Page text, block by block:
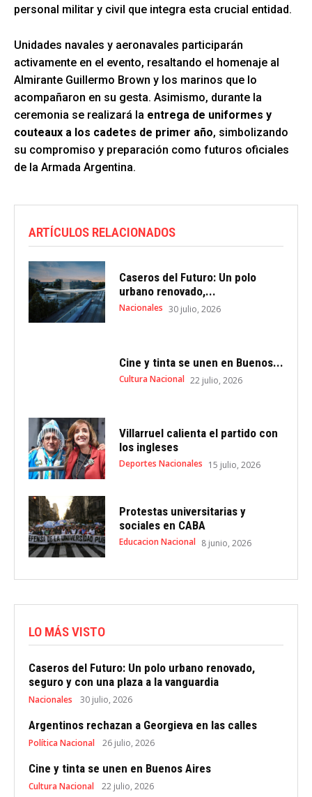
personal militar y civil que integra esta crucial entidad.
Unidades navales y aeronavales participarán
activamente en el evento, resaltando el homenaje al
Almirante Guillermo Brown y los marinos que lo
acompañaron en su gesta. Asimismo, durante la
ceremonia se realizará la entrega de uniformes y
couteaux a los cadetes de primer año, simbolizando
su compromiso y preparación como futuros oficiales
de la Armada Argentina.
ARTÍCULOS RELACIONADOS
Caseros del Futuro: Un polo
urbano renovado,...
Nacionales 30 julio, 2026
Cine y tinta se unen en Buenos...
Cultura Nacional 22 julio, 2026
Villarruel calienta el partido con
los ingleses
Deportes Nacionales 15 julio, 2026
Protestas universitarias y
sociales en CABA
Educacion Nacional 8 junio, 2026
LO MÁS VISTO
Caseros del Futuro: Un polo urbano renovado,
seguro y con una plaza a la vanguardia
Nacionales 30 julio, 2026
Argentinos rechazan a Georgieva en las calles
Política Nacional 26 julio, 2026
Cine y tinta se unen en Buenos Aires
Cultura Nacional 22 julio, 2026